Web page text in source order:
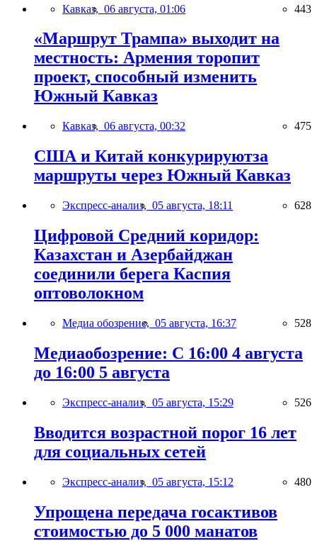
Кавказ, 06 августа, 01:06 443
«Маршрут Трампа» выходит на
местность: Армения торопит
проект, способный изменить
Южный Кавказ
Кавказ, 06 августа, 00:32 475
США и Китай конкурируютза
маршруты через Южный Кавказ
Экспресс-анализ, 05 августа, 18:11 628
Цифровой Средний коридор:
Казахстан и Азербайджан
соединили берега Каспия
оптоволокном
Медиа обозрение, 05 августа, 16:37 528
Медиаобозрение: С 16:00 4 августа
до 16:00 5 августа
Экспресс-анализ, 05 августа, 15:29 526
Вводится возрастной порог 16 лет
для социальных сетей
Экспресс-анализ, 05 августа, 15:12 480
Упрощена передача госактивов
стоимостью до 5 000 манатов